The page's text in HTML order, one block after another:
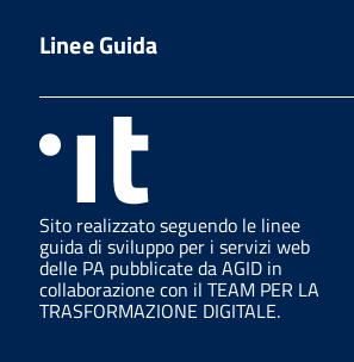
Linee Guida
Sito realizzato seguendo le linee
guida di sviluppo per i servizi web
delle PA pubblicate da AGID in
collaborazione con il TEAM PER LA
TRASFORMAZIONE DIGITALE.